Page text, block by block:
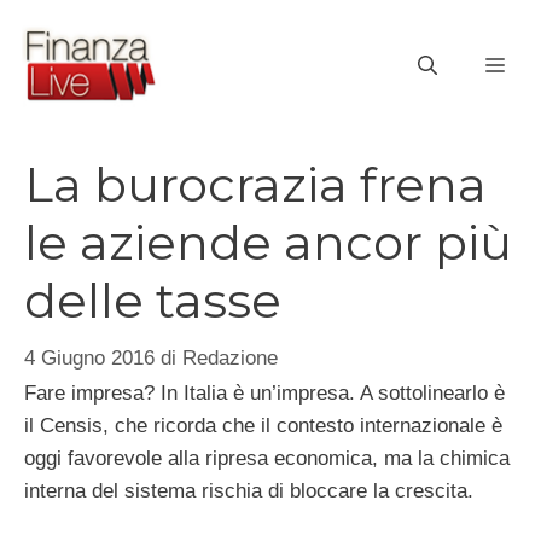
contenuto
La burocrazia frena
le aziende ancor più
delle tasse
4 Giugno 2016 di Redazione
Fare impresa? In Italia è un’impresa. A sottolinearlo è
il Censis, che ricorda che il contesto internazionale è
oggi favorevole alla ripresa economica, ma la chimica
interna del sistema rischia di bloccare la crescita.